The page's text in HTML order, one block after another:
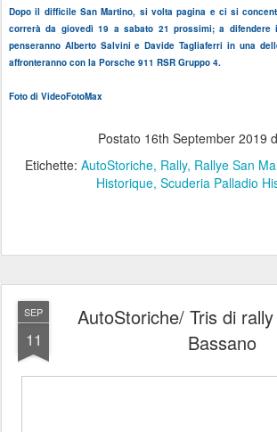
Dopo il difficile San Martino, si volta pagina e ci si
correrà da giovedì 19 a sabato 21 prossimi; a
penseranno Alberto Salvini e Davide Tagliaferri in una
affronteranno con la Porsche 911 RSR Gruppo 4.
Foto di VideoFotoMax
Postato 16th September 2019
Etichette: AutoStoriche Rally Rallye San
Historique Scuderia Palladio
SEP
11
AutoStoriche/ Tris di
Bassano